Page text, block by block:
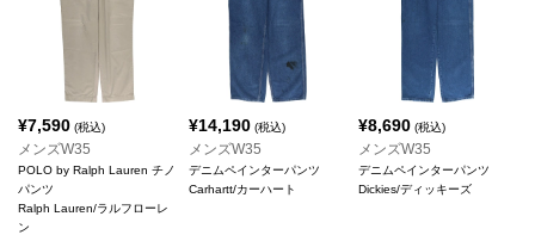
¥7,590 (税込)
メンズW35
POLO by Ralph Lauren チノ
パンツ
Ralph Lauren/ラルフローレ
ン
¥14,190(税込)
メンズW35
デニムペインターパンツ
Carhartt/カーハート
¥8,690 (税込)
メンズW35
デニムペインターパンツ
Dickies/ディッキーズ